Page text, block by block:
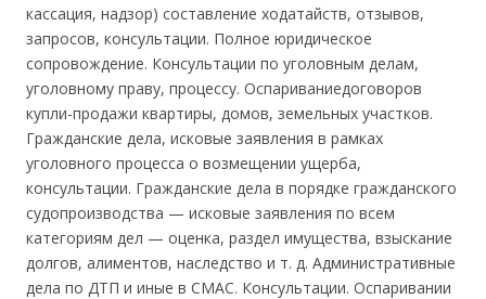
кассация, надзор) составление ходатайств, отзывов,
запросов, консультации. Полное юридическое
сопровождение. Консультации по уголовным делам,
уголовному праву, процессу. Оспариваниедоговоров
купли-продажи квартиры, домов, земельных участков.
Гражданские дела, исковые заявления в рамках
уголовного процесса о возмещении ущерба,
консультации. Гражданские дела в порядке гражданского
судопроизводства — исковые заявления по всем
категориям дел — оценка, раздел имущества, взыскание
долгов, алиментов, наследство и т. д. Административные
дела по ДТП и иные в СМАС. Консультации. Оспаривании